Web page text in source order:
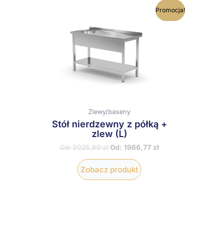
Promocja!
Zlewy/baseny
Stół nierdzewny z półką +
zlew (L)
Od:3025,80zł Od: 1966,77 zł
Zobacz produkt
produkt
wiele